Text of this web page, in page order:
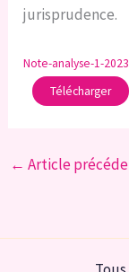
jurisprudence.
Note-analyse-1-
Télécharger
← Article